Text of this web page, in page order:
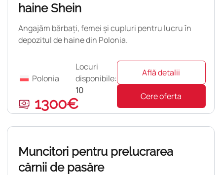
haine Shein
Angajăm bărbați, femei și cupluri pentru lucru în
depozitul de haine din Polonia.
Polonia
Locuri
disponibile:
10
1300€
Află detalii
Cere oferta
Muncitori pentru prelucrarea
cărnii de pasăre